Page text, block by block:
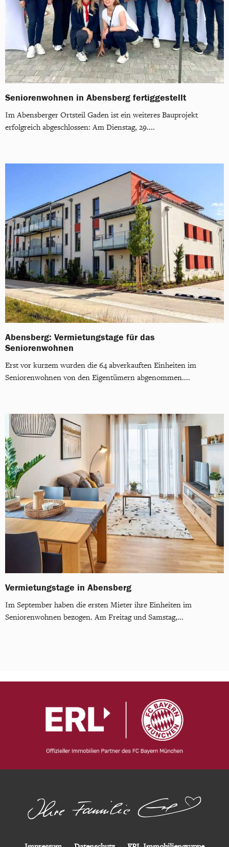
Seniorenwohnen in Abensberg fertiggestellt
Im Abensberger Ortsteil Gaden ist ein weiteres Bauprojekt
erfolgreich abgeschlossen: Am Dienstag, 29....
Abensberg: Vermietungstage für das
Seniorenwohnen
Erst vor kurzem wurden die 64 abverkauften Einheiten im
Seniorenwohnen von den Eigentümern abgenommen....
Vermietungstage in Abensberg
Im September haben die ersten Mieter ihre Einheiten im
Seniorenwohnen bezogen. Am Freitag und Samstag,...